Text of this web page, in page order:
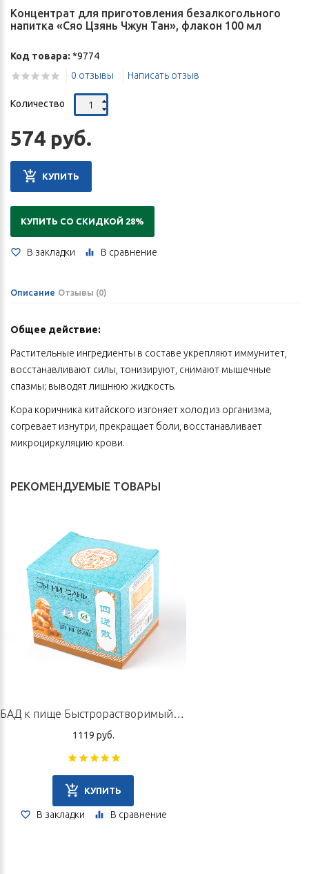
Концентрат для приготовления безалкогольного
напитка «Сяо Цзянь Чжун Тан», флакон 100 мл
Код товара: *9774
0 отзывы
Написать отзыв
Количество
574 руб.
КУПИТЬ
КУПИТЬ СО СКИДКОЙ 28%
В закладки В сравнение
Описание Отзывы (0)
Общее действие:
Растительные ингредиенты в составе укрепляют иммунитет,
восстанавливают силы, тонизируют, снимают мышечные
спазмы; выводят лишнюю жидкость.
Кора коричника китайского изгоняет холод из организма,
согревает изнутри, прекращает боли, восстанавливает
микроциркуляцию крови.
восстанавливает терморегуляцию, улучшает работу легких,
пищеварение, процессы кроветворения и тканевого питания,
восполняют жизненные силы.
Информация для специалистов в области
ТКМ(традиционная китайская медицина)
Используется при пустом холоде в верхнем и среднем цзяо.
Согревает меридианы, среднее цзяо, способствует улучшению
работы селезенки, выработке ин ци, когда селезенка
ослаблена на фоне внутреннего холода (плохое пищеварение,
вэй ци, когда оба вида ци находятся в истощении. Состояние
может развиться вследствие воздействия холодного климата,
простуд, переутомлений, употребления холодной пищи,
Состав
РЕКОМЕНДУЕМЫЕ ТОВАРЫ
БАД к пище Быстрорастворимый экстракт «Сы Ни Сань», 10 пакетов по 5 г
1119 руб.
КУПИТЬ
В закладки В сравнение